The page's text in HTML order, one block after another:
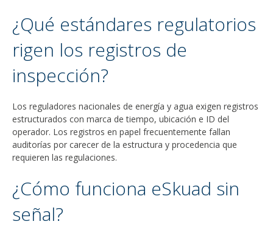
¿Qué estándares regulatorios
rigen los registros de
inspección?
Los reguladores nacionales de energía y agua exigen registros
estructurados con marca de tiempo, ubicación e ID del
operador. Los registros en papel frecuentemente fallan
auditorías por carecer de la estructura y procedencia que
requieren las regulaciones.
¿Cómo funciona eSkuad sin
señal?